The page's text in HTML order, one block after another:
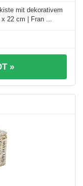
mit dekorativem
22 cm | Fran ...
»